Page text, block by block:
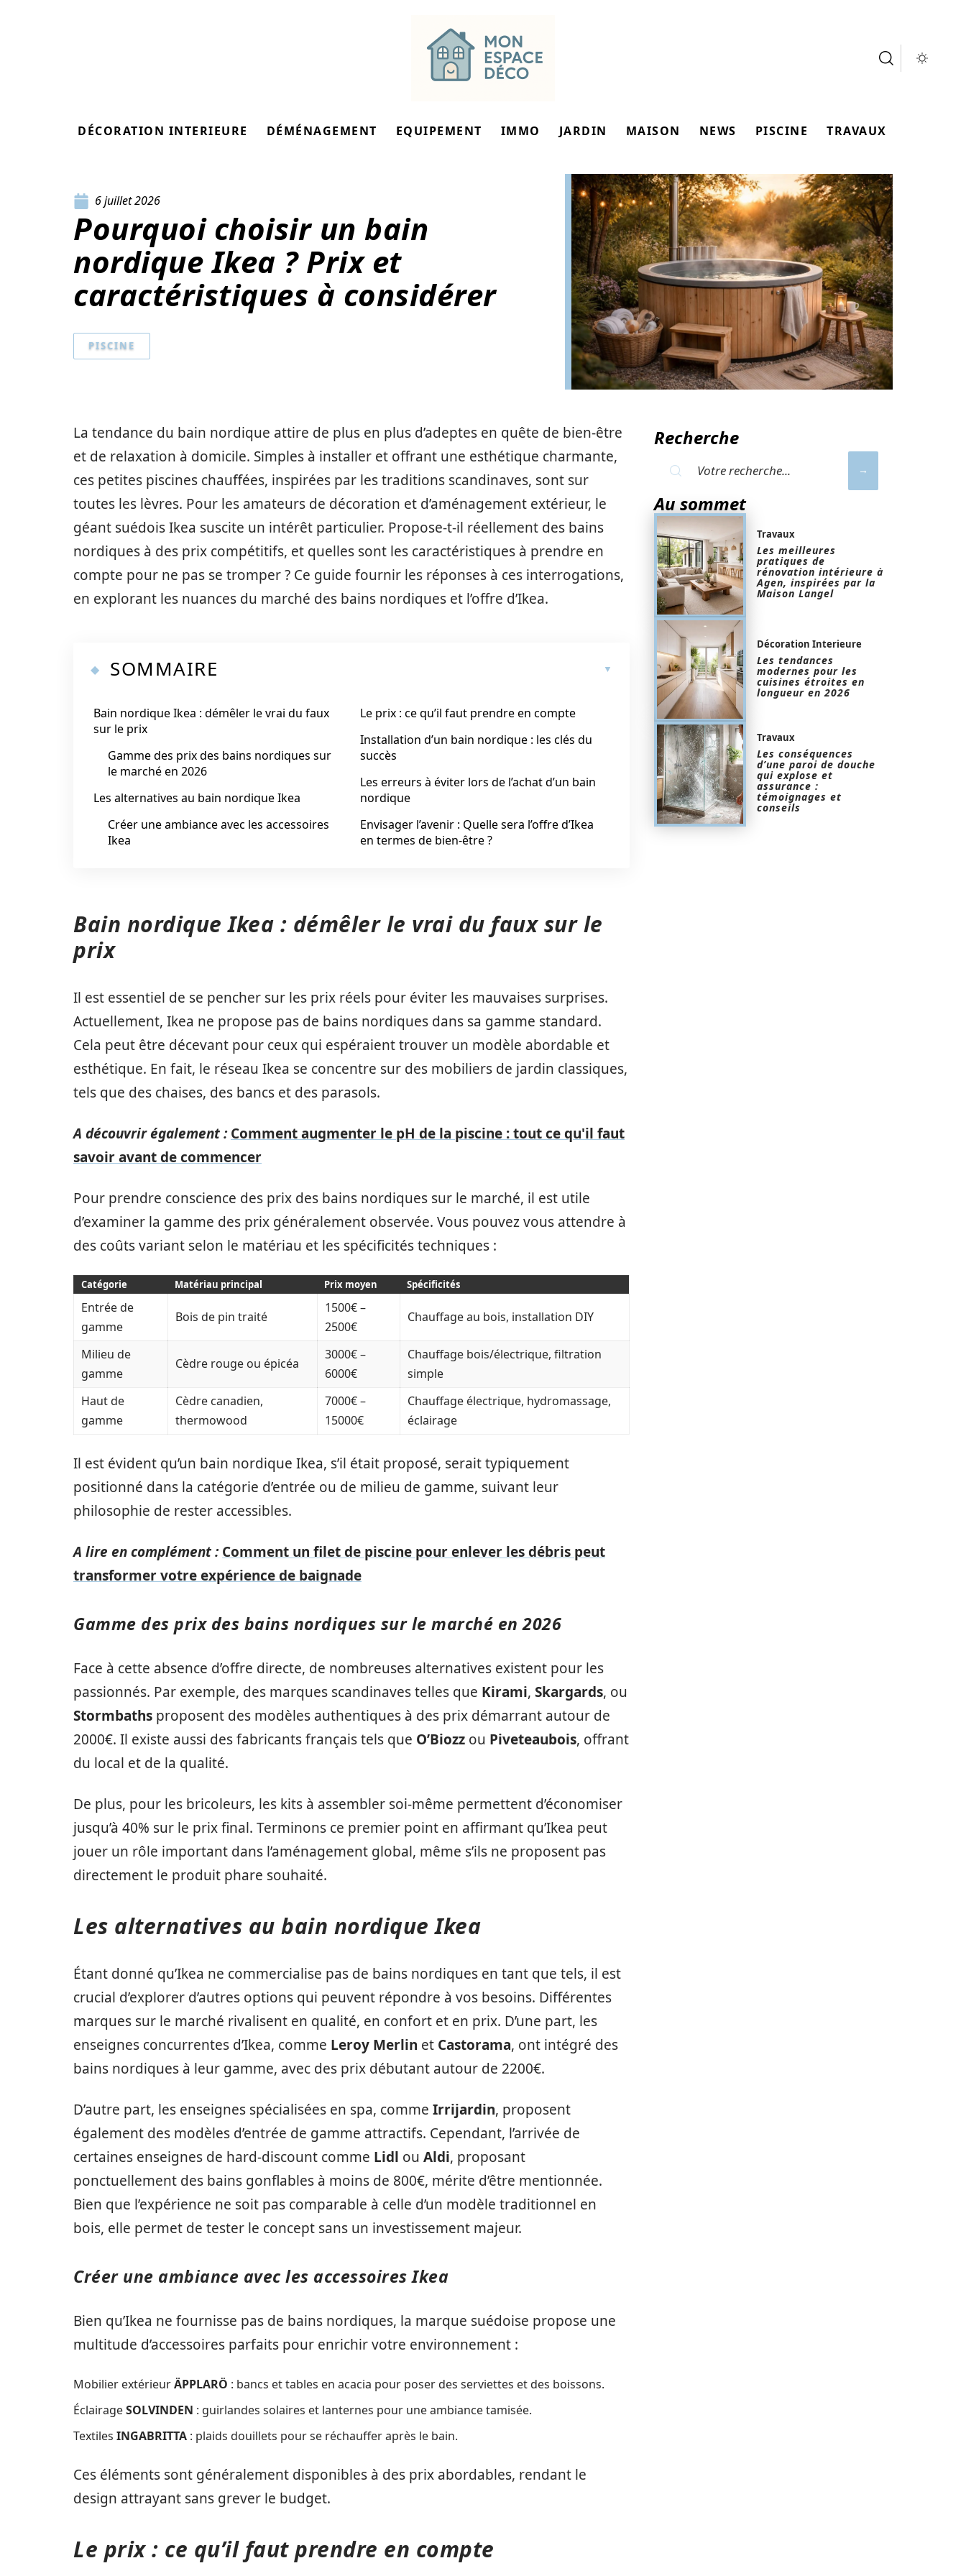
DÉCORATION INTERIEURE DÉMÉNAGEMENT EQUIPEMENT IMMO JARDIN MAISON NEWS PISCINE TRAVAUX
6 juillet 2026
Pourquoi choisir un bain
nordique Ikea ? Prix et
caractéristiques à considérer
PISCINE
La tendance du bain nordique attire de plus en plus d’adeptes en quête de bien-être
et de relaxation à domicile. Simples à installer et offrant une esthétique charmante,
ces petites piscines chauffées, inspirées par les traditions scandinaves, sont sur
toutes les lèvres. Pour les amateurs de décoration et d’aménagement extérieur, le
géant suédois Ikea suscite un intérêt particulier. Propose-t-il réellement des bains
nordiques à des prix compétitifs, et quelles sont les caractéristiques à prendre en
compte pour ne pas se tromper ? Ce guide fournir les réponses à ces interrogations,
en explorant les nuances du marché des bains nordiques et l’offre d’Ikea.
SOMMAIRE
Bain nordique Ikea : démêler le vrai du faux
sur le prix
Gamme des prix des bains nordiques sur
le marché en 2026
Les alternatives au bain nordique Ikea
Créer une ambiance avec les accessoires
Ikea
Le prix : ce qu’il faut prendre en compte
Installation d’un bain nordique : les clés du
succès
Les erreurs à éviter lors de l’achat d’un bain
nordique
Envisager l’avenir : Quelle sera l’offre d’Ikea
en termes de bien-être ?
Bain nordique Ikea : démêler le vrai du faux sur le
prix
Il est essentiel de se pencher sur les prix réels pour éviter les mauvaises surprises.
Actuellement, Ikea ne propose pas de bains nordiques dans sa gamme standard.
Cela peut être décevant pour ceux qui espéraient trouver un modèle abordable et
esthétique. En fait, le réseau Ikea se concentre sur des mobiliers de jardin classiques,
tels que des chaises, des bancs et des parasols.
A découvrir également : Comment augmenter le pH de la piscine : tout ce qu'il faut
savoir avant de commencer
Pour prendre conscience des prix des bains nordiques sur le marché, il est utile
d’examiner la gamme des prix généralement observée. Vous pouvez vous attendre à
des coûts variant selon le matériau et les spécificités techniques :
Catégorie Matériau principal Prix moyen Spécificités
Entrée de
gamme
Bois de pin traité
1500€ –
2500€
Chauffage au bois, installation DIY
Milieu de
gamme
Cèdre rouge ou épicéa
3000€ –
6000€
Chauffage bois/électrique, filtration
simple
Haut de
gamme
Cèdre canadien,
thermowood
7000€ –
15000€
Chauffage électrique, hydromassage,
éclairage
Il est évident qu’un bain nordique Ikea, s’il était proposé, serait typiquement
positionné dans la catégorie d’entrée ou de milieu de gamme, suivant leur
philosophie de rester accessibles.
A lire en complément : Comment un filet de piscine pour enlever les débris peut
transformer votre expérience de baignade
Gamme des prix des bains nordiques sur le marché en 2026
Face à cette absence d’offre directe, de nombreuses alternatives existent pour les
passionnés. Par exemple, des marques scandinaves telles que Kirami, Skargards, ou
Stormbaths proposent des modèles authentiques à des prix démarrant autour de
2000€. Il existe aussi des fabricants français tels que O’Biozz ou Piveteaubois, offrant
du local et de la qualité.
De plus, pour les bricoleurs, les kits à assembler soi-même permettent d’économiser
jusqu’à 40% sur le prix final. Terminons ce premier point en affirmant qu’Ikea peut
jouer un rôle important dans l’aménagement global, même s’ils ne proposent pas
directement le produit phare souhaité.
Les alternatives au bain nordique Ikea
Étant donné qu’Ikea ne commercialise pas de bains nordiques en tant que tels, il est
crucial d’explorer d’autres options qui peuvent répondre à vos besoins. Différentes
marques sur le marché rivalisent en qualité, en confort et en prix. D’une part, les
enseignes concurrentes d’Ikea, comme Leroy Merlin et Castorama, ont intégré des
bains nordiques à leur gamme, avec des prix débutant autour de 2200€.
D’autre part, les enseignes spécialisées en spa, comme Irrijardin, proposent
également des modèles d’entrée de gamme attractifs. Cependant, l’arrivée de
certaines enseignes de hard-discount comme Lidl ou Aldi, proposant
ponctuellement des bains gonflables à moins de 800€, mérite d’être mentionnée.
Bien que l’expérience ne soit pas comparable à celle d’un modèle traditionnel en
bois, elle permet de tester le concept sans un investissement majeur.
Créer une ambiance avec les accessoires Ikea
Bien qu’Ikea ne fournisse pas de bains nordiques, la marque suédoise propose une
multitude d’accessoires parfaits pour enrichir votre environnement :
Mobilier extérieurÄPPLARÖ : bancs et tables en acacia pour poser des serviettes et des boissons.
ÉclairageSOLVINDEN : guirlandes solaires et lanternes pour une ambiance tamisée.
Textiles INGABRITTA : plaids douillets pour se réchauffer après le bain.
Ces éléments sont généralement disponibles à des prix abordables, rendant le
design attrayant sans grever le budget.
Le prix : ce qu’il faut prendre en compte
Recherche
Au sommet
Travaux
Les meilleures
pratiques de
rénovation intérieure à
Agen, inspirées par la
Maison Langel
Décoration Interieure
Les tendances
modernes pour les
cuisines étroites en
longueur en 2026
Travaux
Les conséquences
d’une paroi de douche
qui explose et
assurance :
témoignages et
conseils